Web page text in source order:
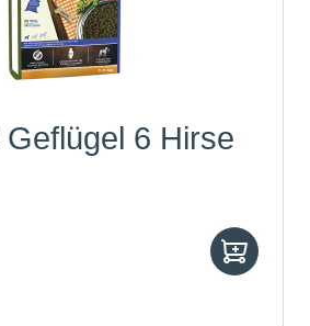
Geflügel 6 Hirse